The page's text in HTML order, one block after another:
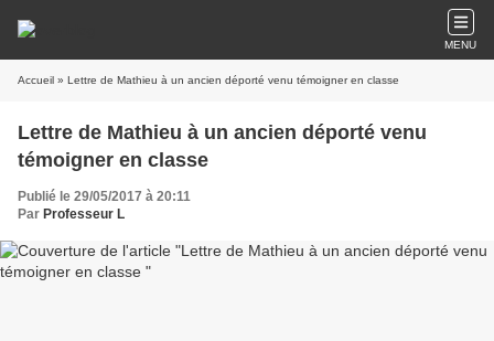
MENU
Accueil » Lettre de Mathieu à un ancien déporté venu témoigner en classe
Lettre de Mathieu à un ancien déporté venu
témoigner en classe
Publié le 29/05/2017 à 20:11
Par Professeur L